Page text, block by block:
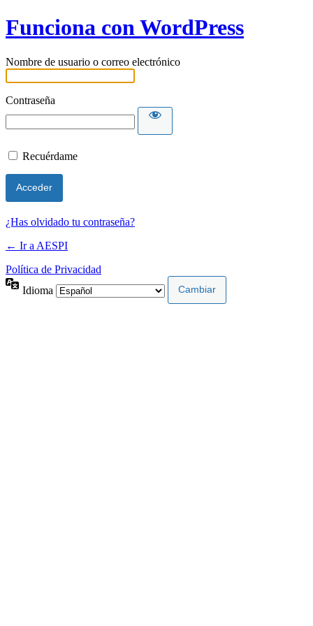
Funciona con WordPress
Nombre de usuario o correo electrónico
Contraseña
Recuérdame
¿Has olvidado tu contraseña?
← Ir a AESPI
Política de Privacidad
Idioma